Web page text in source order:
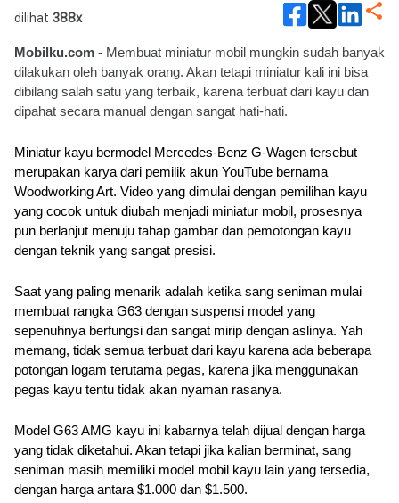
dilihat 388x
Mobilku.com - Membuat miniatur mobil mungkin sudah banyak
dilakukan oleh banyak orang. Akan tetapi miniatur kali ini bisa
dibilang salah satu yang terbaik, karena terbuat dari kayu dan
dipahat secara manual dengan sangat hati-hati.
Miniatur kayu bermodel Mercedes-Benz G-Wagen tersebut
merupakan karya dari pemilik akun YouTube bernama
Woodworking Art. Video yang dimulai dengan pemilihan kayu
yang cocok untuk diubah menjadi miniatur mobil, prosesnya
pun berlanjut menuju tahap gambar dan pemotongan kayu
dengan teknik yang sangat presisi.
Saat yang paling menarik adalah ketika sang seniman mulai
membuat rangka G63 dengan suspensi model yang
sepenuhnya berfungsi dan sangat mirip dengan aslinya. Yah
memang, tidak semua terbuat dari kayu karena ada beberapa
potongan logam terutama pegas, karena jika menggunakan
pegas kayu tentu tidak akan nyaman rasanya.
Model G63 AMG kayu ini kabarnya telah dijual dengan harga
yang tidak diketahui. Akan tetapi jika kalian berminat, sang
seniman masih memiliki model mobil kayu lain yang tersedia,
dengan harga antara $1.000 dan $1.500.